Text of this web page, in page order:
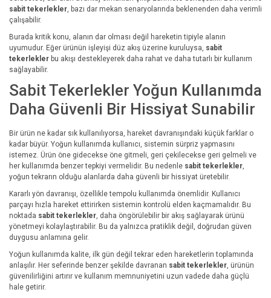
sabit tekerlekler, bazı dar mekan senaryolarında beklenenden daha verimli
çalışabilir.
Burada kritik konu, alanın dar olması değil hareketin tipiyle alanın
uyumudur. Eğer ürünün işleyişi düz akış üzerine kuruluysa, sabit
tekerlekler bu akışı destekleyerek daha rahat ve daha tutarlı bir kullanım
sağlayabilir.
Sabit Tekerlekler Yoğun Kullanımda
Daha Güvenli Bir Hissiyat Sunabilir
Bir ürün ne kadar sık kullanılıyorsa, hareket davranışındaki küçük farklar o
kadar büyür. Yoğun kullanımda kullanıcı, sistemin sürpriz yapmasını
istemez. Ürün öne gidecekse öne gitmeli, geri çekilecekse geri gelmeli ve
her kullanımda benzer tepkiyi vermelidir. Bu nedenle sabit tekerlekler,
yoğun tekrarın olduğu alanlarda daha güvenli bir hissiyat üretebilir.
Kararlı yön davranışı, özellikle tempolu kullanımda önemlidir. Kullanıcı
parçayı hızla hareket ettirirken sistemin kontrolü elden kaçmamalıdır. Bu
noktada sabit tekerlekler, daha öngörülebilir bir akış sağlayarak ürünü
yönetmeyi kolaylaştırabilir. Bu da yalnızca pratiklik değil, doğrudan güven
duygusu anlamına gelir.
Yoğun kullanımda kalite, ilk gün değil tekrar eden hareketlerin toplamında
anlaşılır. Her seferinde benzer şekilde davranan sabit tekerlekler, ürünün
güvenilirliğini artırır ve kullanım memnuniyetini uzun vadede daha güçlü
hale getirir.